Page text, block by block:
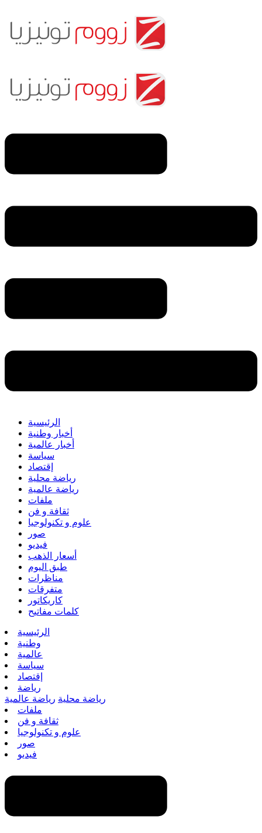
الرئيسية
أخبار وطنية
أخبار عالمية
سياسة
إقتصاد
رياضة محلية
رياضة عالمية
ملفات
ثقافة و فن
علوم و تكنولوجيا
صور
فيديو
أسعار الذهب
طبق اليوم
مناظرات
متفرقات
كاريكاتور
كلمات مفاتيح
الرئيسية
وطنية
عالمية
سياسة
إقتصاد
رياضة
رياضة محلية رياضة عالمية
ملفات
ثقافة و فن
علوم و تكنولوجيا
صور
فيديو